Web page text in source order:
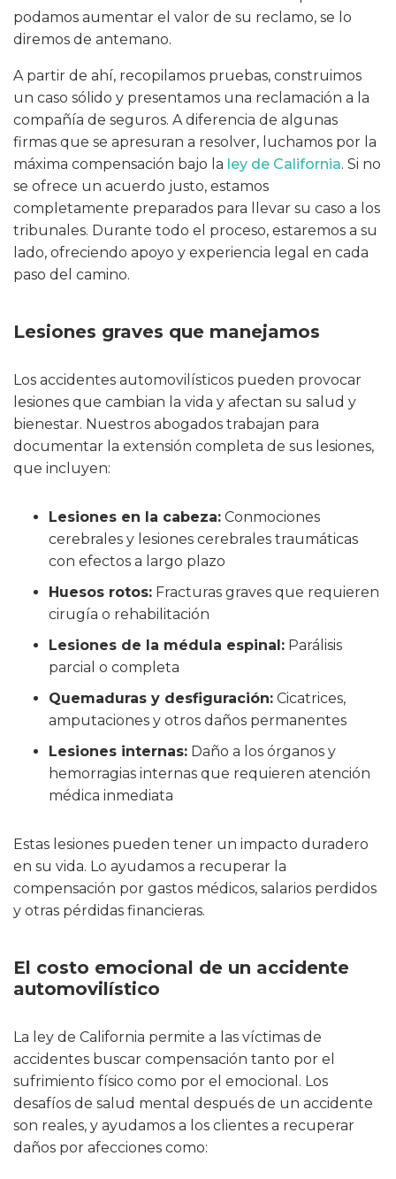
podamos aumentar el valor de su reclamo, se lo
diremos de antemano.
A partir de ahí, recopilamos pruebas, construimos
un caso sólido y presentamos una reclamación a la
compañía de seguros. A diferencia de algunas
firmas que se apresuran a resolver, luchamos por la
máxima compensación bajo la ley de California. Si no
se ofrece un acuerdo justo, estamos
completamente preparados para llevar su caso a los
tribunales. Durante todo el proceso, estaremos a su
lado, ofreciendo apoyo y experiencia legal en cada
paso del camino.
Lesiones graves que manejamos
Los accidentes automovilísticos pueden provocar
lesiones que cambian la vida y afectan su salud y
bienestar. Nuestros abogados trabajan para
documentar la extensión completa de sus lesiones,
que incluyen:
Lesiones en la cabeza: Conmociones
cerebrales y lesiones cerebrales traumáticas
con efectos a largo plazo
Huesos rotos: Fracturas graves que requieren
cirugía o rehabilitación
Lesiones de la médula espinal: Parálisis
parcial o completa
Quemaduras y desfiguración: Cicatrices,
amputaciones y otros daños permanentes
Lesiones internas: Daño a los órganos y
hemorragias internas que requieren atención
médica inmediata
Estas lesiones pueden tener un impacto duradero
en su vida. Lo ayudamos a recuperar la
compensación por gastos médicos, salarios perdidos
y otras pérdidas financieras.
El costo emocional de un accidente
automovilístico
La ley de California permite a las víctimas de
accidentes buscar compensación tanto por el
sufrimiento físico como por el emocional. Los
desafíos de salud mental después de un accidente
son reales, y ayudamos a los clientes a recuperar
daños por afecciones como: